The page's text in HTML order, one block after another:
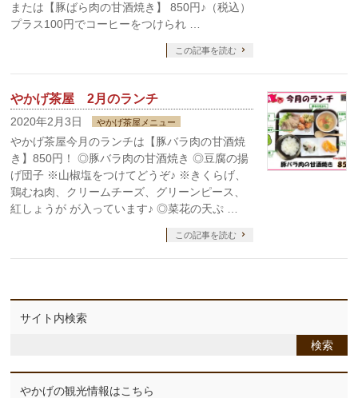
または【豚ばら肉の甘酒焼き】 850円♪（税込）
プラス100円でコーヒーをつけられ …
この記事を読む
やかげ茶屋 2月のランチ
2020年2月3日 やかげ茶屋メニュー
やかげ茶屋今月のランチは【豚バラ肉の甘酒焼
き】850円！ ◎豚バラ肉の甘酒焼き ◎豆腐の揚
げ団子 ※山椒塩をつけてどうぞ♪ ※きくらげ、
鶏むね肉、クリームチーズ、グリーンピース、
紅しょうが が入っています♪ ◎菜花の天ぷ …
この記事を読む
サイト内検索
やかげの観光情報はこちら